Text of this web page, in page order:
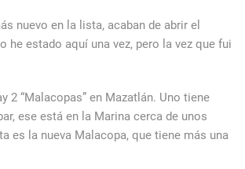
nuevo en la lista, acaban de abrir el
he estado aquí una vez, pero la vez que fui
2 “Malacopas” en Mazatlán. Uno tiene
ese está en la Marina cerca de unos
es la nueva Malacopa, que tiene más una